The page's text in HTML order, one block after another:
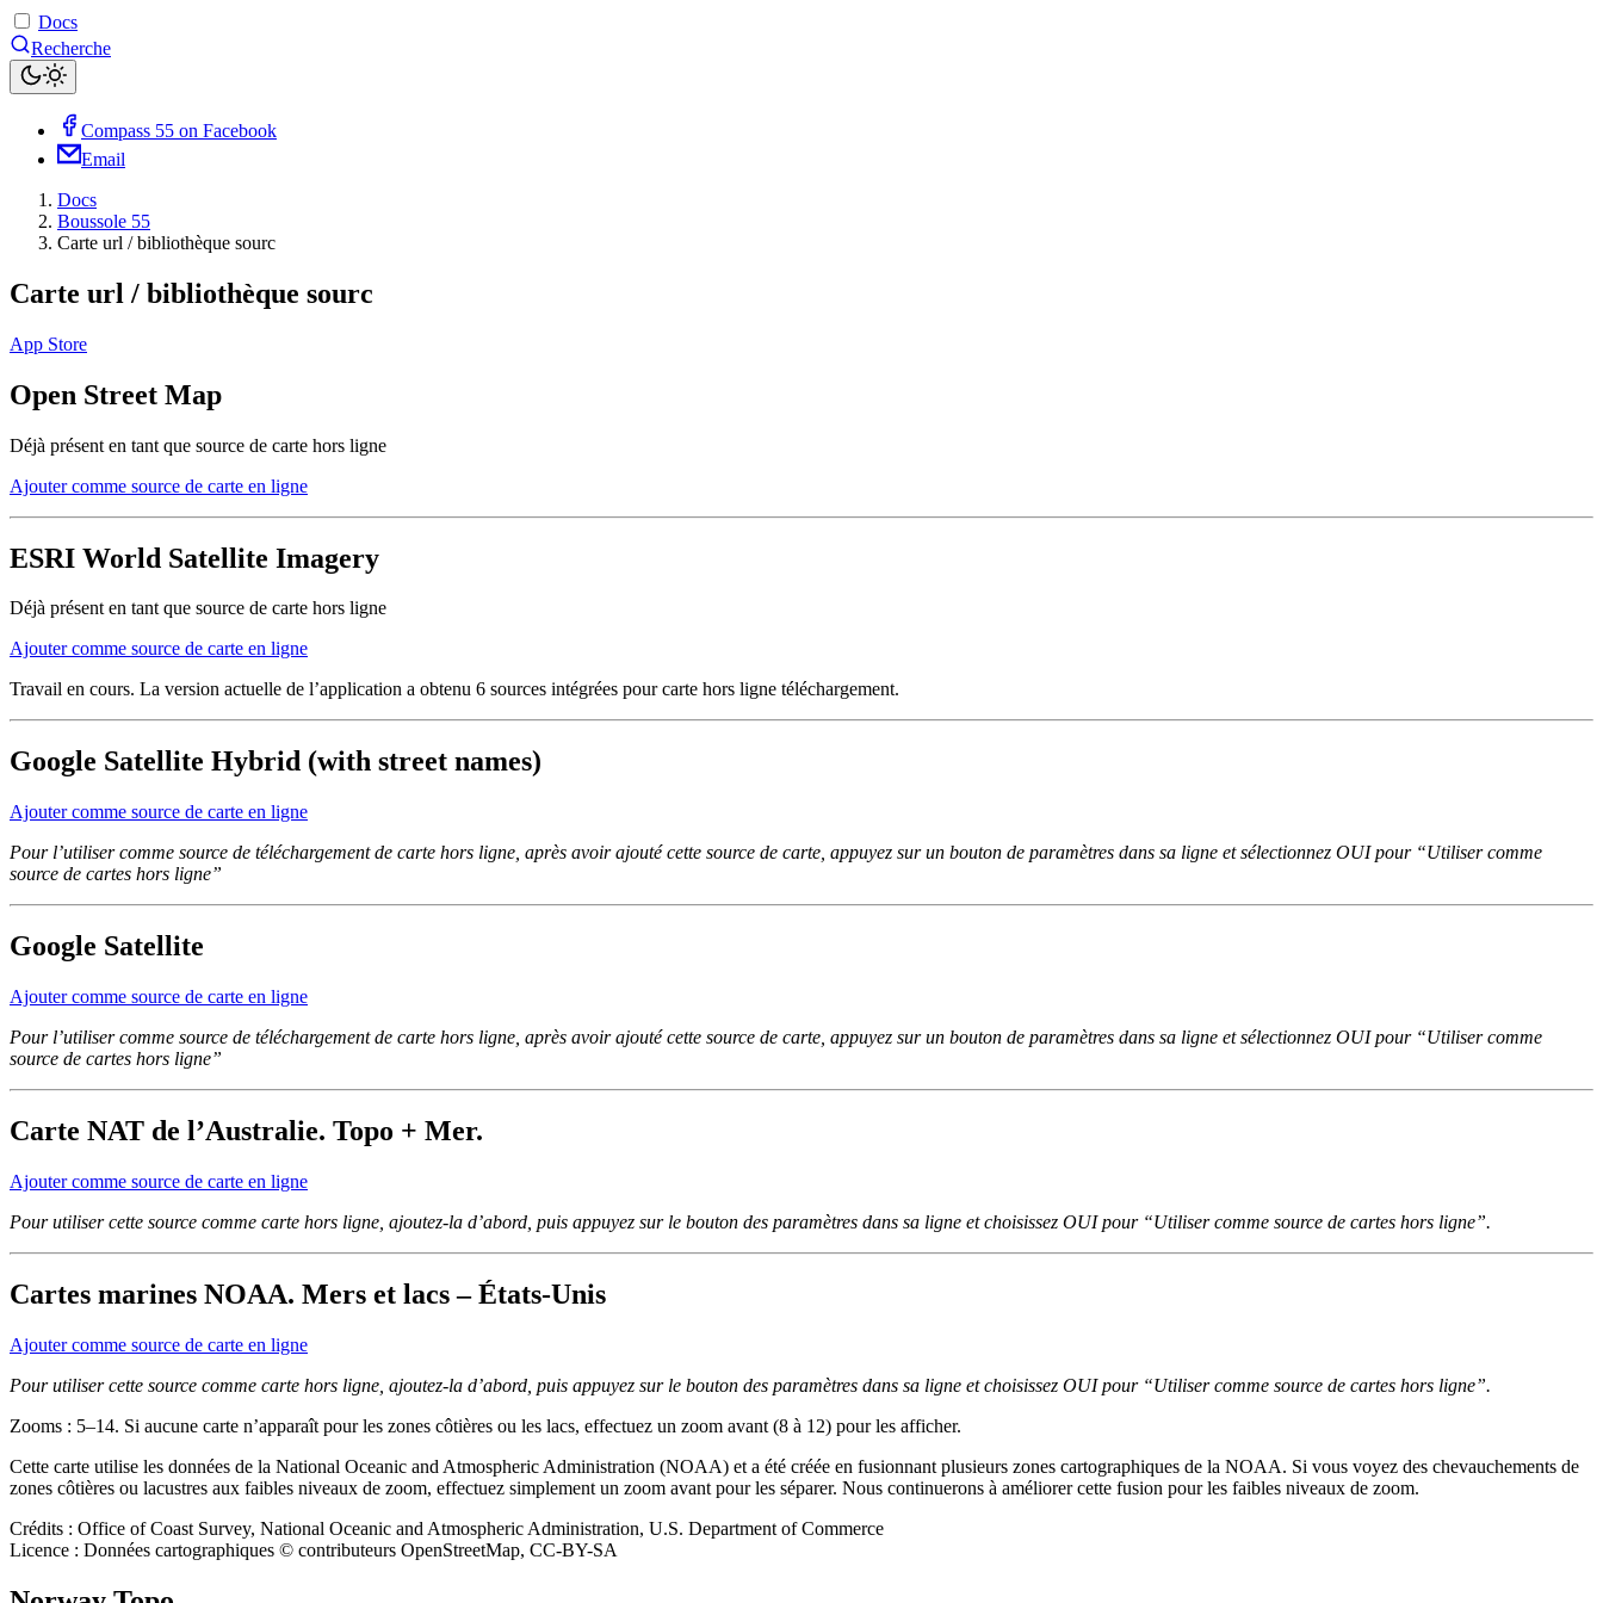
Docs
Recherche
Compass 55 on Facebook
Email
Docs
Boussole 55
Carte url / bibliothèque sourc
Carte url / bibliothèque sourc
App Store
Open Street Map
Déjà présent en tant que source de carte hors ligne
Ajouter comme source de carte en ligne
ESRI World Satellite Imagery
Déjà présent en tant que source de carte hors ligne
Ajouter comme source de carte en ligne
Travail en cours. La version actuelle de l’application a obtenu 6 sources intégrées pour carte hors ligne téléchargement.
Google Satellite Hybrid (with street names)
Ajouter comme source de carte en ligne
Pour l’utiliser comme source de téléchargement de carte hors ligne, après avoir ajouté cette source de carte, appuyez sur un bouton de paramètres dans sa ligne et sélectionnez OUI pour “Utiliser comme
source de cartes hors ligne”
Google Satellite
Ajouter comme source de carte en ligne
Pour l’utiliser comme source de téléchargement de carte hors ligne, après avoir ajouté cette source de carte, appuyez sur un bouton de paramètres dans sa ligne et sélectionnez OUI pour “Utiliser comme
source de cartes hors ligne”
Carte NAT de l’Australie. Topo + Mer.
Ajouter comme source de carte en ligne
Pour utiliser cette source comme carte hors ligne, ajoutez-la d’abord, puis appuyez sur le bouton des paramètres dans sa ligne et choisissez OUI pour “Utiliser comme source de cartes hors ligne”.
Cartes marines NOAA. Mers et lacs – États-Unis
Ajouter comme source de carte en ligne
Pour utiliser cette source comme carte hors ligne, ajoutez-la d’abord, puis appuyez sur le bouton des paramètres dans sa ligne et choisissez OUI pour “Utiliser comme source de cartes hors ligne”.
Zooms : 5–14. Si aucune carte n’apparaît pour les zones côtières ou les lacs, effectuez un zoom avant (8 à 12) pour les afficher.
Cette carte utilise les données de la National Oceanic and Atmospheric Administration (NOAA) et a été créée en fusionnant plusieurs zones cartographiques de la NOAA. Si vous voyez des chevauchements de
zones côtières ou lacustres aux faibles niveaux de zoom, effectuez simplement un zoom avant pour les séparer. Nous continuerons à améliorer cette fusion pour les faibles niveaux de zoom.
Crédits : Office of Coast Survey, National Oceanic and Atmospheric Administration, U.S. Department of Commerce
Licence : Données cartographiques © contributeurs OpenStreetMap, CC-BY-SA